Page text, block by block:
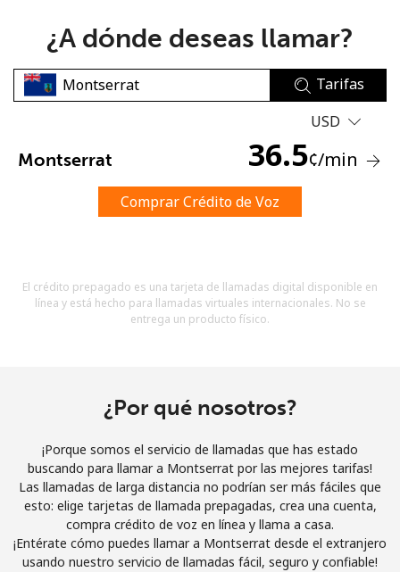
No se ha creado una contraseña
Mínimo 8 caracteres
Una letra mayúscula y una minúscula
estosTérminos y condiciones.
Únete
¿A dónde deseas llamar?
Tarifas
USD
Montserrat 36.5¢/min
Comprar Crédito de Voz
El crédito prepagado es una tarjeta de llamadas digital disponible en
línea y está hecho para llamadas virtuales internacionales. No se
entrega un producto físico.
¿Por qué nosotros?
¡Porque somos el servicio de llamadas que has estado
buscando para llamar a Montserrat por las mejores tarifas!
Las llamadas de larga distancia no podrían ser más fáciles que
esto: elige tarjetas de llamada prepagadas, crea una cuenta,
compra crédito de voz en línea y llama a casa.
¡Entérate cómo puedes llamar a Montserrat desde el extranjero
usando nuestro servicio de llamadas fácil, seguro y confiable!